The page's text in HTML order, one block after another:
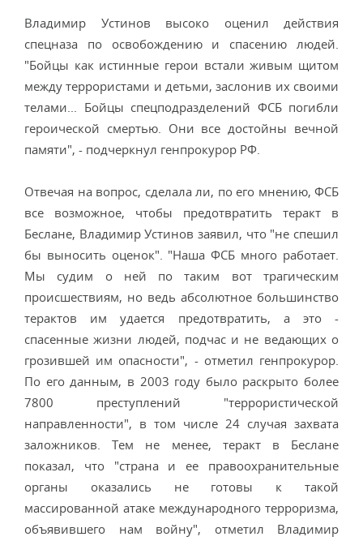
Владимир Устинов высоко оценил действия
спецназа по освобождению и спасению людей.
"Бойцы как истинные герои встали живым щитом
между террористами и детьми, заслонив их своими
телами... Бойцы спецподразделений ФСБ погибли
героической смертью. Они все достойны вечной
памяти", - подчеркнул генпрокурор РФ.
Отвечая на вопрос, сделала ли, по его мнению, ФСБ
все возможное, чтобы предотвратить теракт в
Беслане, Владимир Устинов заявил, что "не спешил
бы выносить оценок". "Наша ФСБ много работает.
Мы судим о ней по таким вот трагическим
происшествиям, но ведь абсолютное большинство
терактов им удается предотвратить, а это -
спасенные жизни людей, подчас и не ведающих о
грозившей им опасности", - отметил генпрокурор.
По его данным, в 2003 году было раскрыто более
7800 преступлений "террористической
направленности", в том числе 24 случая захвата
заложников. Тем не менее, теракт в Беслане
показал, что "страна и ее правоохранительные
органы оказались не готовы к такой
массированной атаке международного терроризма,
объявившего нам войну", отметил Владимир